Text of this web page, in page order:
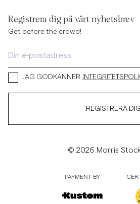
Registrera dig på vårt nyhetsbrev
Get before the crowd!
JAG GODKÄNNER
REGISTRERA DIG
© 2026 Morris
PAYMENT BY